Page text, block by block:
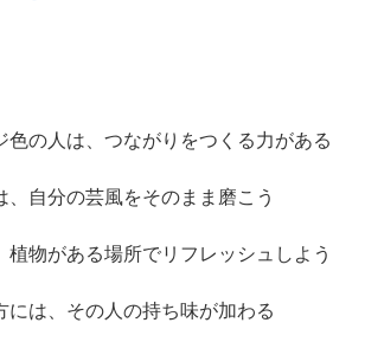
色の人は、つながりをつくる力がある
、自分の芸風をそのまま磨こう
植物がある場所でリフレッシュしよう
には、その人の持ち味が加わる